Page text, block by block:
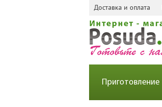
Доставка и оплата
Приготовление